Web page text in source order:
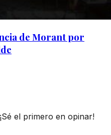
de Morant por
el primero en opinar!